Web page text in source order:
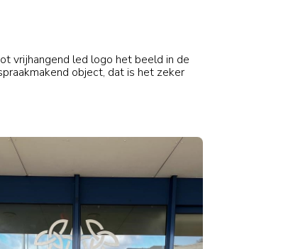
vrijhangend led logo het beeld in de
object, dat is het zeker